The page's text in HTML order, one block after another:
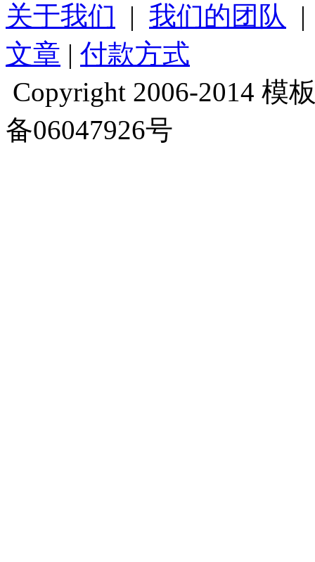
关于我们 | 我们的团队
文章 | 付款方式
Copyright 2006-2014 模
备06047926号